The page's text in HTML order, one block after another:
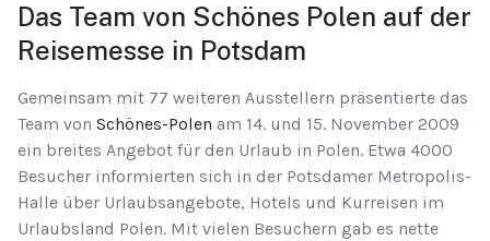
Das Team von Schönes Polen auf der
Reisemesse in Potsdam
Gemeinsam mit 77 weiteren Ausstellern präsentierte das
Team von Schönes-Polen am 14. und 15. November 2009
ein breites Angebot für den Urlaub in Polen. Etwa 4000
Besucher informierten sich in der Potsdamer Metropolis-
Halle über Urlaubsangebote, Hotels und Kurreisen im
Urlaubsland Polen. Mit vielen Besuchern gab es nette